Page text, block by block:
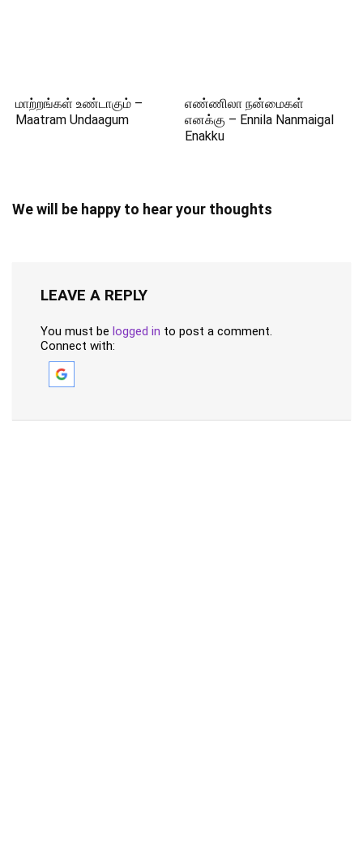
மாற்றங்கள் உண்டாகும் –
Maatram Undaagum
எண்ணிலா நன்மைகள்
எனக்கு – Ennila Nanmaigal
Enakku
We will be happy to hear your thoughts
LEAVE A REPLY
You must be logged in to post a comment.
Connect with: